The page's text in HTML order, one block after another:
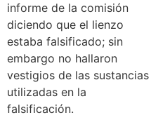
informe de la comisión
diciendo que el lienzo
estaba falsificado; sin
embargo no hallaron
vestigios de las sustancias
utilizadas en la
falsificación.